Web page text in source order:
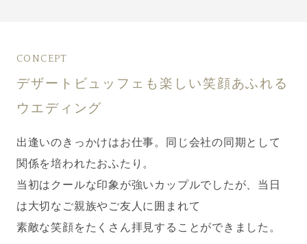
CONCEPT
デザートビュッフェも楽しい笑顔あふれる
ウエディング
出逢いのきっかけはお仕事。同じ会社の同期として
関係を培われたおふたり。
当初はクールな印象が強いカップルでしたが、当日
は大切なご親族やご友人に囲まれて
素敵な笑顔をたくさん拝見することができました。